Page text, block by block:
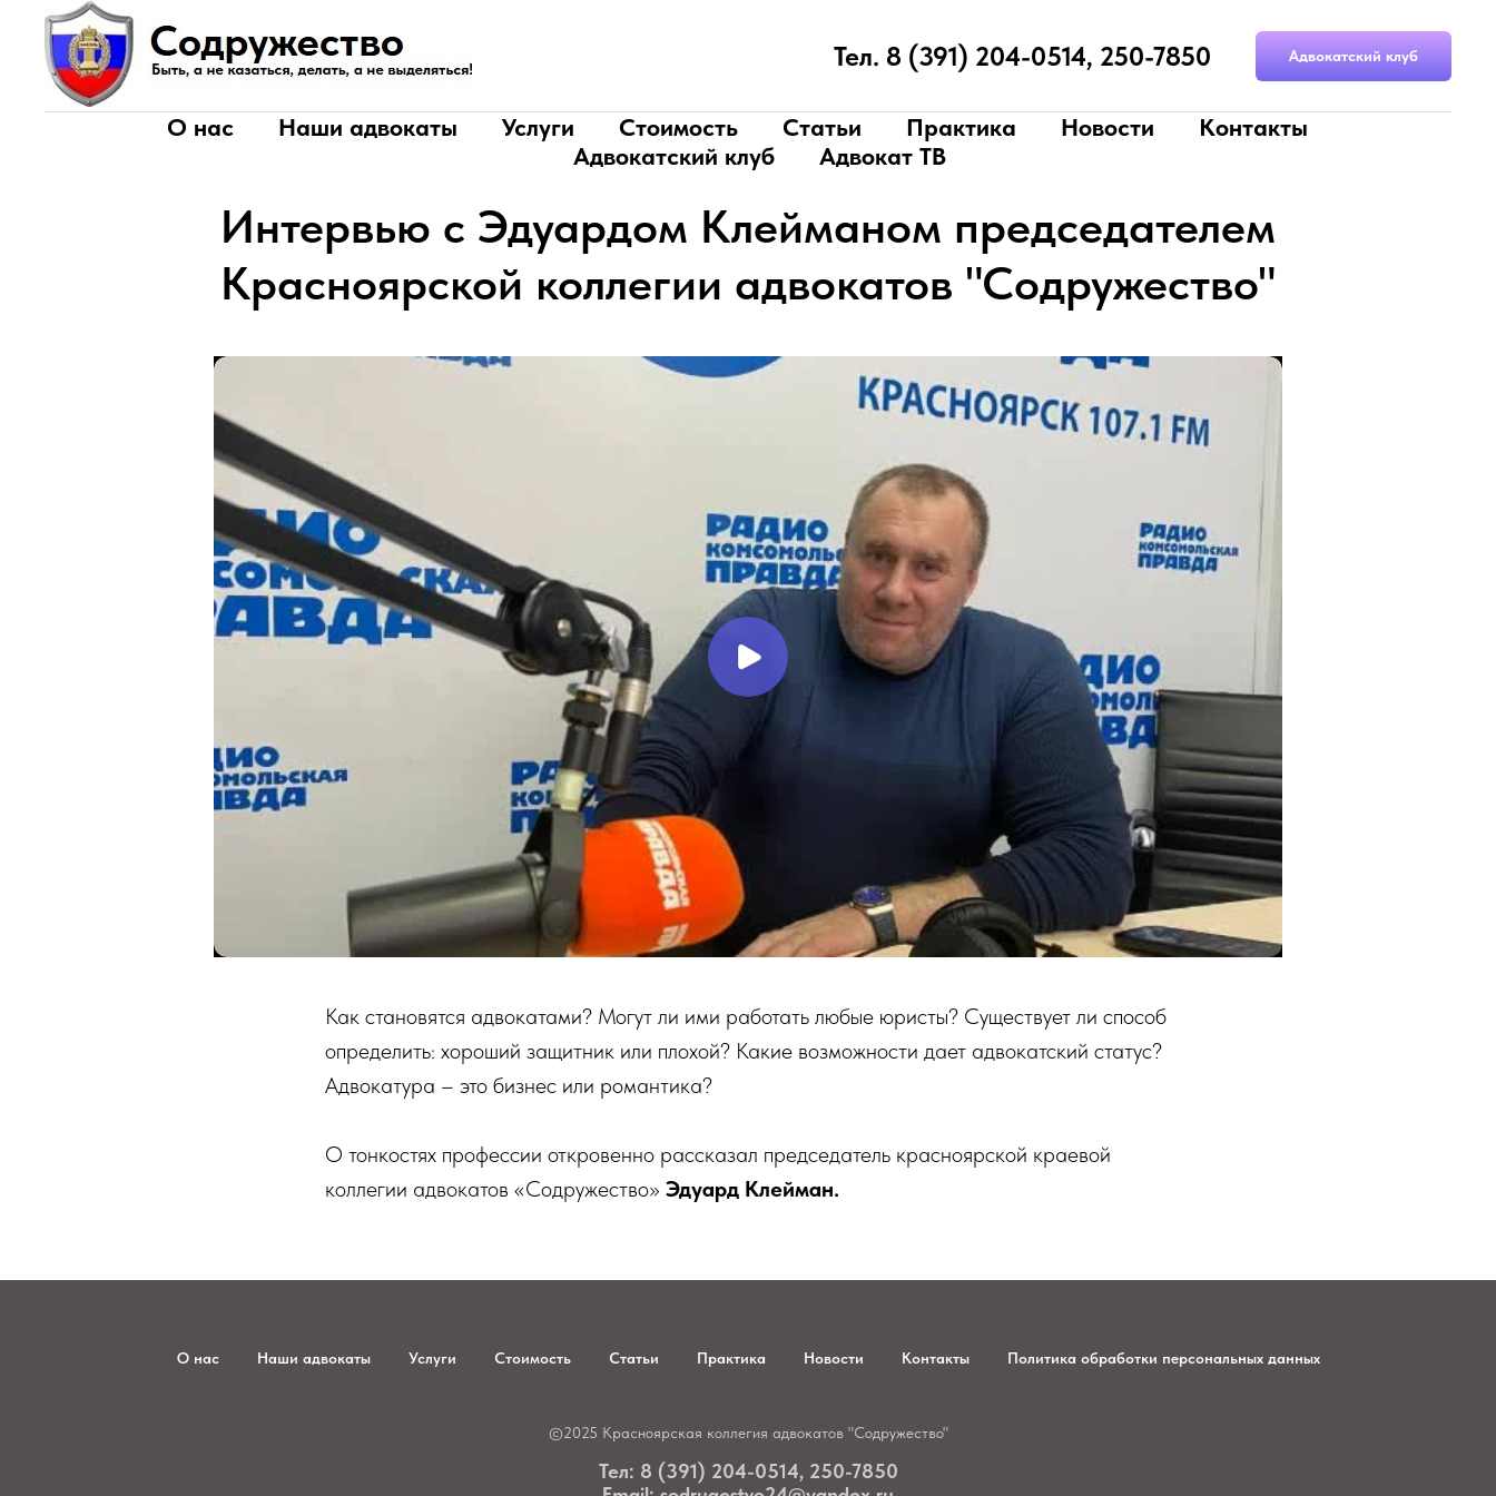
Тел. 8 (391) 204-0514, 250-7850 Адвокатский клуб
О нас Наши адвокаты Услуги Стоимость Статьи Практика Новости
Контакты
Адвокатский клуб
Адвокат ТВ
Интервью с Эдуардом Клейманом председателем
Красноярской коллегии адвокатов "Содружество"
Как становятся адвокатами? Могут ли ими работать любые юристы? Существует ли способ
определить: хороший защитник или плохой? Какие возможности дает адвокатский статус?
Адвокатура – это бизнес или романтика?
О тонкостях профессии откровенно рассказал председатель красноярской краевой
коллегии адвокатов «Содружество» Эдуард Клейман.
О нас Наши адвокаты Услуги Стоимость Статьи Практика Новости Контакты Политика обработки персональных данных
©2025 Красноярская коллегия адвокатов "Содружество"
Тел: 8 (391) 204-0514, 250-7850